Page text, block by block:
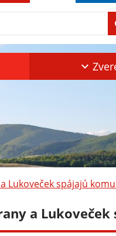
Lukoveček spájajú
a